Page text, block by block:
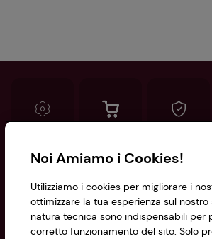
Informazioni
Privacy Policy
Noi Amiamo i Cookies!
Utilizziamo i cookies per migliorare i
ottimizzare la tua esperienza sul nostro
natura tecnica sono indispensabili per
corretto funzionamento del sito. Solo